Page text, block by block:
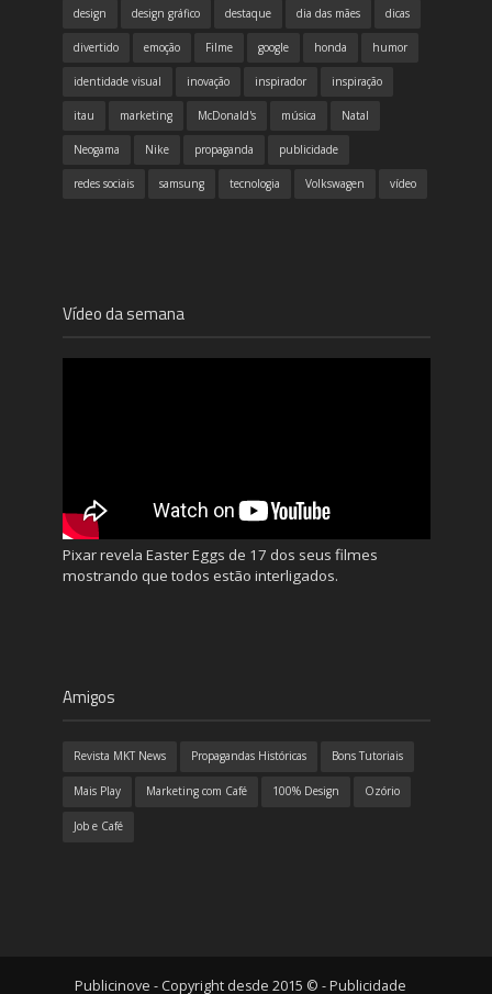
design design gráfico destaque dia das mães dicas
divertido emoção Filme google honda humor
identidade visual inovação inspirador inspiração
itau marketing McDonald's música Natal
Neogama Nike propaganda publicidade
redes sociais samsung tecnologia Volkswagen vídeo
Vídeo da semana
Pixar revela Easter Eggs de 17 dos seus filmes
mostrando que todos estão interligados.
Amigos
Revista MKT News Propagandas Históricas Bons Tutoriais
Mais Play Marketing com Café 100% Design Ozório
Job e Café
Publicinove - Copyright desde 2015 © - Publicidade